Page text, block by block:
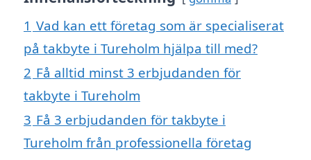
1 Vad kan ett företag som är specialiserat
på takbyte i Tureholm hjälpa till med?
2 Få alltid minst 3 erbjudanden för
takbyte i Tureholm
3 Få 3 erbjudanden för takbyte i
Tureholm från professionella företag